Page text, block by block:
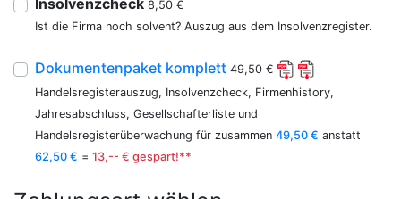
Insolvenzcheck 8,50 €
Ist die Firma noch solvent? Auszug aus dem Insolvenzregister.
Dokumentenpaket komplett 49,50 €
Handelsregisterauszug, Insolvenzcheck, Firmenhistory,
Jahresabschluss, Gesellschafterliste und
Handelsregisterüberwachung für zusammen 49,50 € anstatt
62,50 € = 13,-- € gespart!**